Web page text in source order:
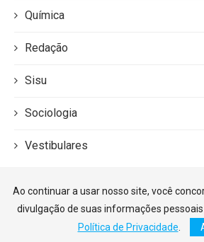
Química
Redação
Sisu
Sociologia
Vestibulares
©2026 — Foco Enem. Todos os
Ao continuar a usar nosso site, você
divulgação de suas informações
Política de Privacidade